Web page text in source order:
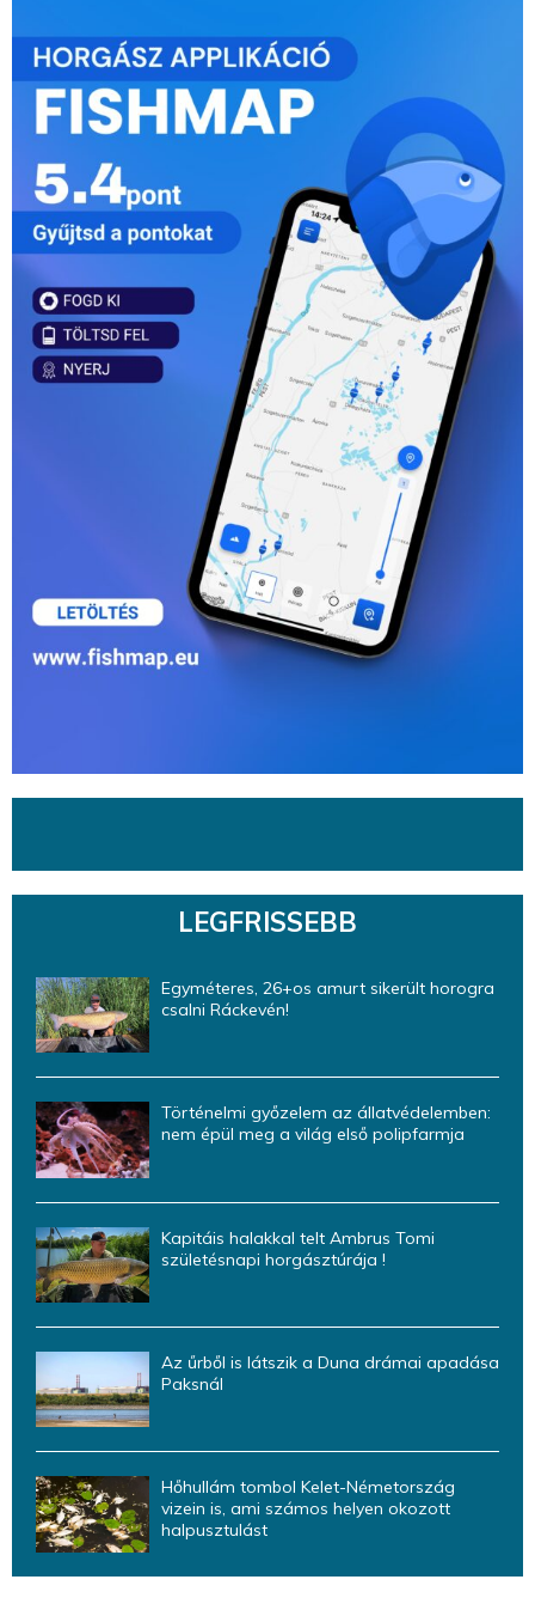
LEGFRISSEBB
Egyméteres, 26+os amurt sikerült horogra
csalni Ráckevén!
Történelmi győzelem az állatvédelemben:
nem épül meg a világ első polipfarmja
Kapitáis halakkal telt Ambrus Tomi
születésnapi horgásztúrája !
Az űrből is látszik a Duna drámai apadása
Paksnál
Hőhullám tombol Kelet-Németország
vizein is, ami számos helyen okozott
halpusztulást